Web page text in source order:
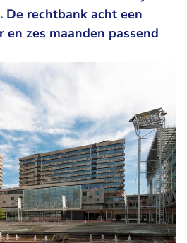
De rechtbank acht een
zes maanden passend